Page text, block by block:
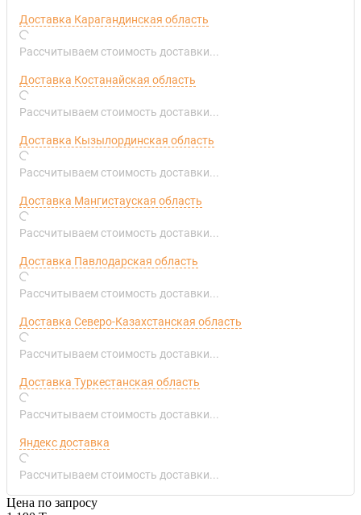
Доставка Карагандинская область
Рассчитываем стоимость доставки...
Доставка Костанайская область
Рассчитываем стоимость доставки...
Доставка Кызылординская область
Рассчитываем стоимость доставки...
Доставка Мангистауская область
Рассчитываем стоимость доставки...
Доставка Павлодарская область
Рассчитываем стоимость доставки...
Доставка Северо-Казахстанская область
Рассчитываем стоимость доставки...
Доставка Туркестанская область
Рассчитываем стоимость доставки...
Яндекс доставка
Рассчитываем стоимость доставки...
Цена по запросу